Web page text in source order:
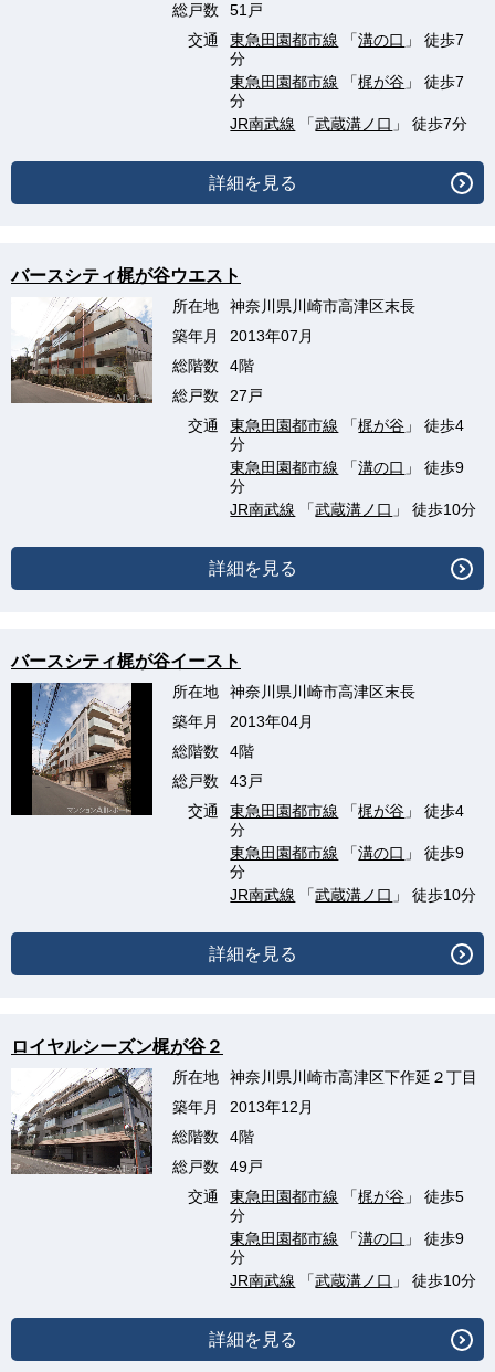
総戸数
51戸
交通
東急田園都市線 「溝の口 」 徒歩7
分
東急田園都市線 「梶が谷 」 徒歩7
分
JR南武線 「武蔵溝ノ口 」 徒歩7分
詳細を見る
バースシティ梶が谷ウエスト
所在地
神奈川県川崎市高津区末長
築年月
2013年07月
総階数
4階
総戸数
27戸
交通
東急田園都市線 「梶が谷 」 徒歩4
分
東急田園都市線 「溝の口 」 徒歩9
分
JR南武線 「武蔵溝ノ口 」 徒歩10分
詳細を見る
バースシティ梶が谷イースト
所在地
神奈川県川崎市高津区末長
築年月
2013年04月
総階数
4階
総戸数
43戸
交通
東急田園都市線 「梶が谷 」 徒歩4
分
東急田園都市線 「溝の口 」 徒歩9
分
JR南武線 「武蔵溝ノ口 」 徒歩10分
詳細を見る
ロイヤルシーズン梶が谷２
所在地
神奈川県川崎市高津区下作延２丁目
築年月
2013年12月
総階数
4階
総戸数
49戸
交通
東急田園都市線 「梶が谷 」 徒歩5
分
東急田園都市線 「溝の口 」 徒歩9
分
JR南武線 「武蔵溝ノ口 」 徒歩10分
詳細を見る